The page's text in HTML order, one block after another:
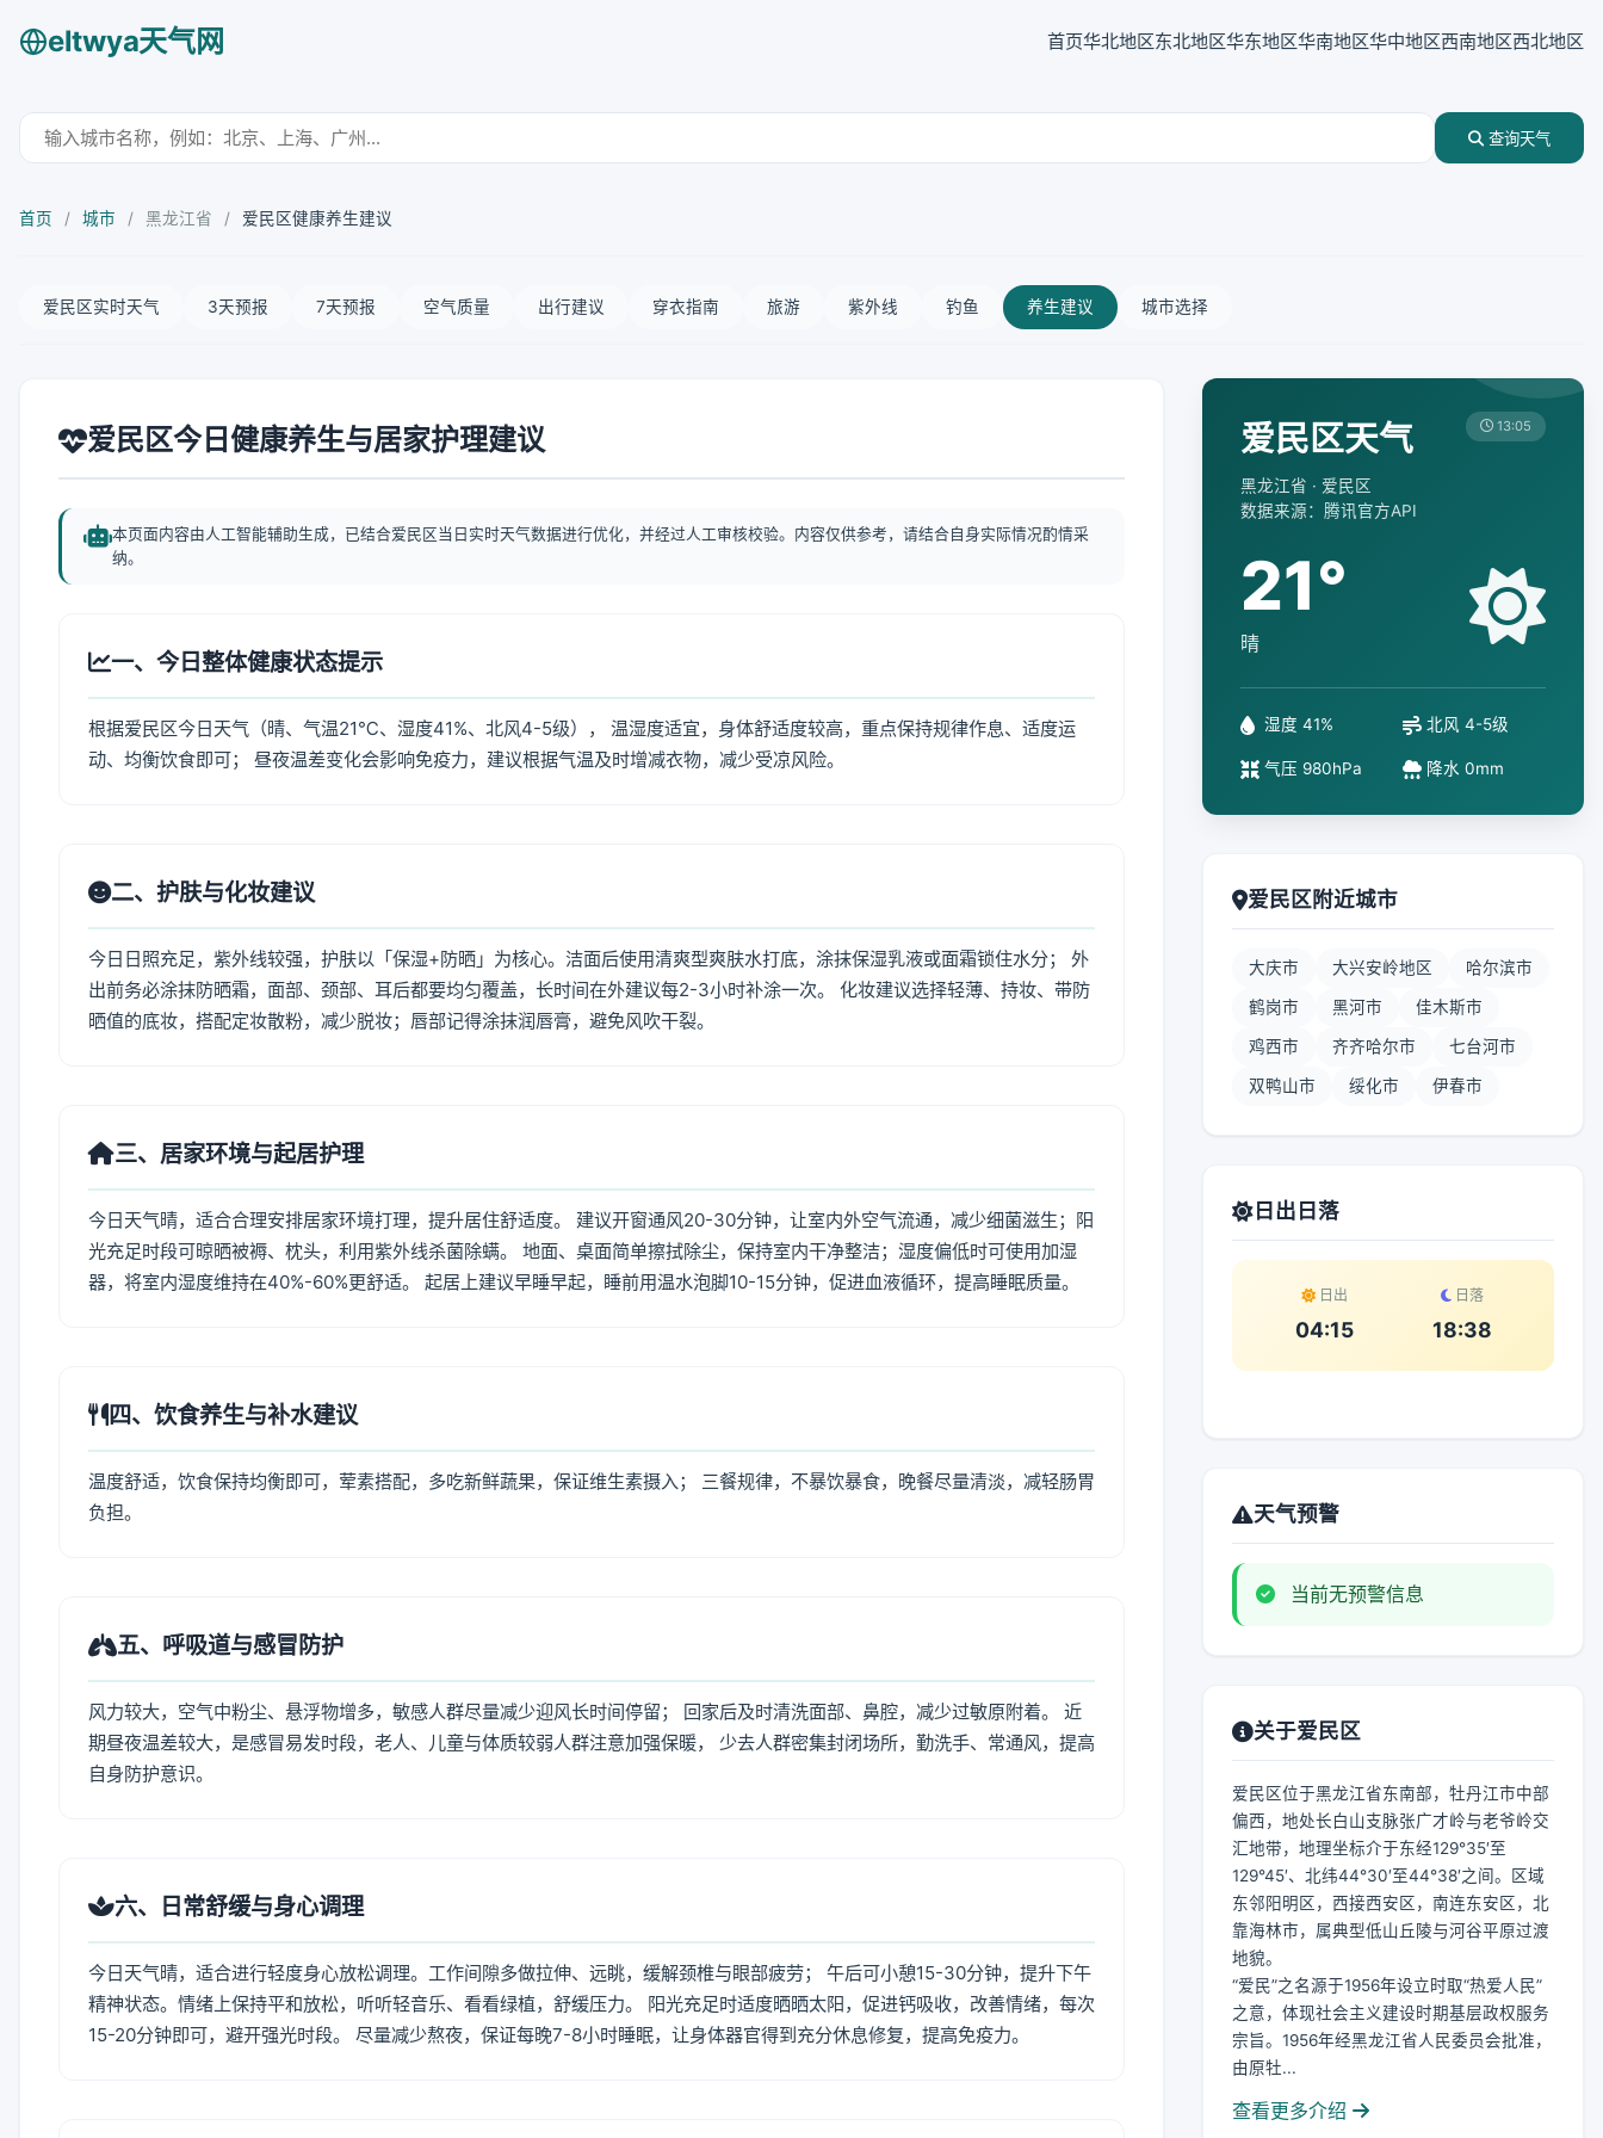
eltwya天气网 首页华北地区东北地区华东地区华南地区华中地区西南地区西北地区
查询天气
首页 / 城市 / 黑龙江省 / 爱民区健康养生建议
爱民区实时天气 3天预报 7天预报 空气质量 出行建议 穿衣指南 旅游 紫外线 钓鱼 养生建议 城市选择
爱民区今日健康养生与居家护理建议
本页面内容由人工智能辅助生成，已结合爱民区当日实时天气数据进行优化，并经过人工审核校验。内容仅供参考，请结合自身实际情况酌情采
纳。
一、今日整体健康状态提示
根据爱民区今日天气（晴、气温21℃、湿度41%、北风4-5级）， 温湿度适宜，身体舒适度较高，重点保持规律作息、适度运
动、均衡饮食即可； 昼夜温差变化会影响免疫力，建议根据气温及时增减衣物，减少受凉风险。
二、护肤与化妆建议
今日日照充足，紫外线较强，护肤以「保湿+防晒」为核心。洁面后使用清爽型爽肤水打底，涂抹保湿乳液或面霜锁住水分； 外
出前务必涂抹防晒霜，面部、颈部、耳后都要均匀覆盖，长时间在外建议每2-3小时补涂一次。 化妆建议选择轻薄、持妆、带防
晒值的底妆，搭配定妆散粉，减少脱妆；唇部记得涂抹润唇膏，避免风吹干裂。
三、居家环境与起居护理
今日天气晴，适合合理安排居家环境打理，提升居住舒适度。 建议开窗通风20-30分钟，让室内外空气流通，减少细菌滋生；阳
光充足时段可晾晒被褥、枕头，利用紫外线杀菌除螨。 地面、桌面简单擦拭除尘，保持室内干净整洁；湿度偏低时可使用加湿
器，将室内湿度维持在40%-60%更舒适。 起居上建议早睡早起，睡前用温水泡脚10-15分钟，促进血液循环，提高睡眠质量。
四、饮食养生与补水建议
温度舒适，饮食保持均衡即可，荤素搭配，多吃新鲜蔬果，保证维生素摄入； 三餐规律，不暴饮暴食，晚餐尽量清淡，减轻肠胃
负担。
五、呼吸道与感冒防护
风力较大，空气中粉尘、悬浮物增多，敏感人群尽量减少迎风长时间停留； 回家后及时清洗面部、鼻腔，减少过敏原附着。 近
期昼夜温差较大，是感冒易发时段，老人、儿童与体质较弱人群注意加强保暖， 少去人群密集封闭场所，勤洗手、常通风，提高
自身防护意识。
六、日常舒缓与身心调理
今日天气晴，适合进行轻度身心放松调理。工作间隙多做拉伸、远眺，缓解颈椎与眼部疲劳； 午后可小憩15-30分钟，提升下午
精神状态。情绪上保持平和放松，听听轻音乐、看看绿植，舒缓压力。 阳光充足时适度晒晒太阳，促进钙吸收，改善情绪，每次
15-20分钟即可，避开强光时段。 尽量减少熬夜，保证每晚7-8小时睡眠，让身体器官得到充分休息修复，提高免疫力。
爱民区天气
黑龙江省 · 爱民区
数据来源：腾讯官方API
13:05
21°
晴
湿度 41% 北风 4-5级
气压 980hPa 降水 0mm
爱民区附近城市
大庆市 大兴安岭地区 哈尔滨市
鹤岗市 黑河市 佳木斯市
鸡西市 齐齐哈尔市 七台河市
双鸭山市 绥化市 伊春市
日出日落
日出
04:15
日落
18:38
天气预警
当前无预警信息
关于爱民区
爱民区位于黑龙江省东南部，牡丹江市中部
偏西，地处长白山支脉张广才岭与老爷岭交
汇地带，地理坐标介于东经129°35′至
129°45′、北纬44°30′至44°38′之间。区域
东邻阳明区，西接西安区，南连东安区，北
靠海林市，属典型低山丘陵与河谷平原过渡
地貌。
“爱民”之名源于1956年设立时取“热爱人民”
之意，体现社会主义建设时期基层政权服务
宗旨。1956年经黑龙江省人民委员会批准，
由原牡...
查看更多介绍